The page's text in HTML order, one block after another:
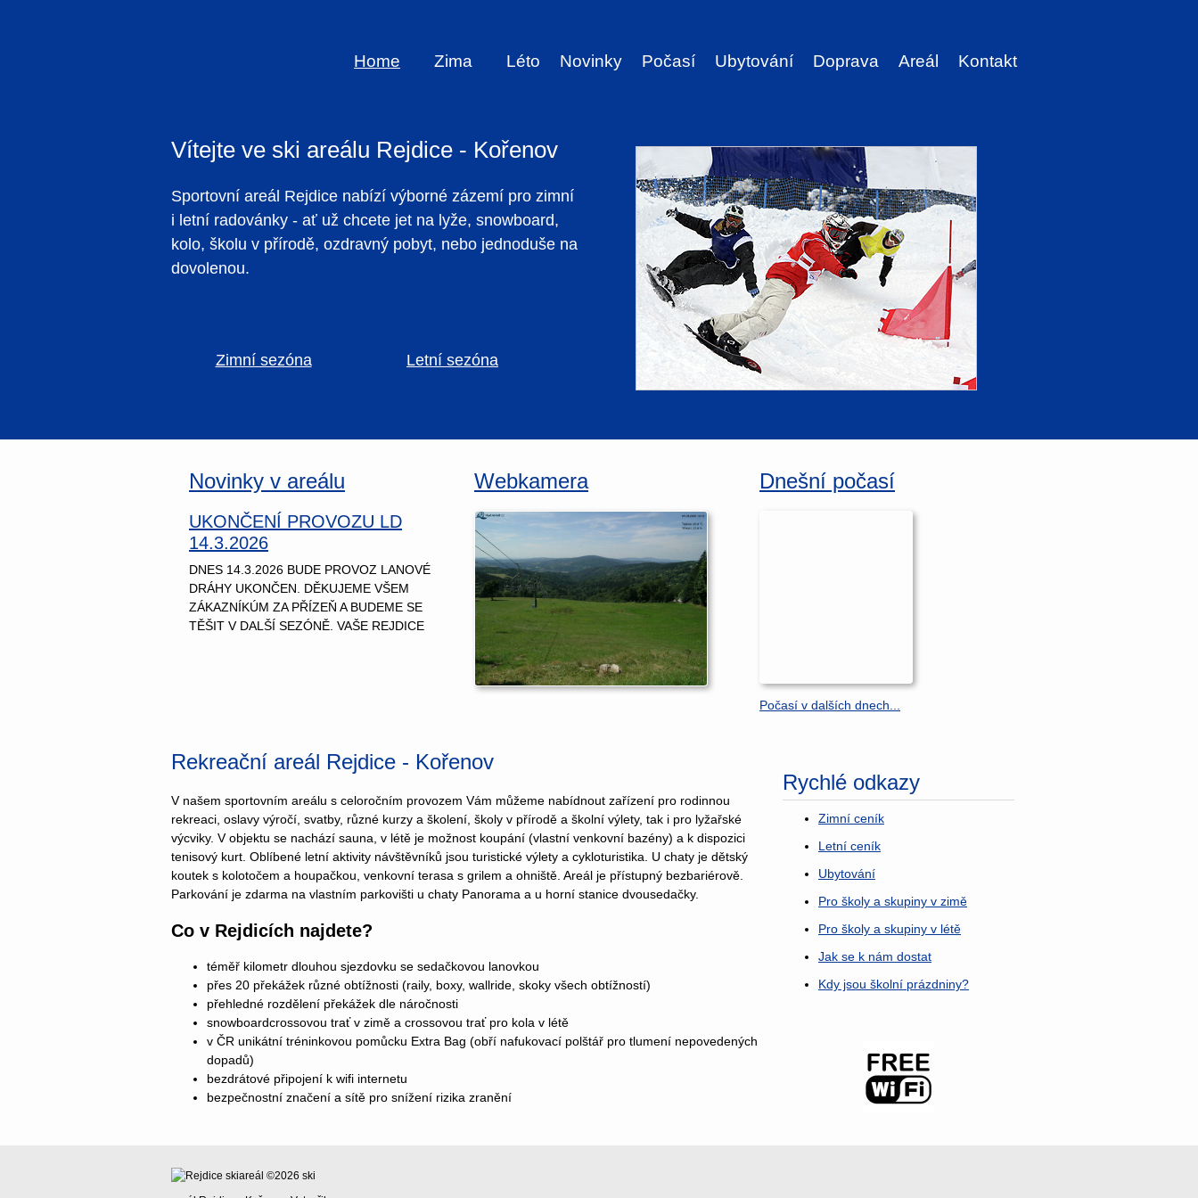
Home Zima Léto Novinky Počasí Ubytování Doprava Areál Kontakt
Zimní sezóna Letní sezóna
Vítejte ve ski areálu Rejdice - Kořenov
Sportovní areál Rejdice nabízí výborné zázemí pro zimní
i letní radovánky - ať už chcete jet na lyže, snowboard,
kolo, školu v přírodě, ozdravný pobyt, nebo jednoduše na
dovolenou.
Novinky v areálu
UKONČENÍ PROVOZU LD
14.3.2026
DNES 14.3.2026 BUDE PROVOZ LANOVÉ
DRÁHY UKONČEN. DĚKUJEME VŠEM
ZÁKAZNÍKÚM ZA PŘÍZEŇ A BUDEME SE
TĚŠIT V DALŠÍ SEZÓNĚ. VAŠE REJDICE
Webkamera Dnešní počasí
Počasí v dalších dnech...
Rekreační areál Rejdice - Kořenov
V našem sportovním areálu s celoročním provozem Vám můžeme nabídnout zařízení pro rodinnou
rekreaci, oslavy výročí, svatby, různé kurzy a školení, školy v přírodě a školní výlety, tak i pro lyžařské
výcviky. V objektu se nachází sauna, v létě je možnost koupání (vlastní venkovní bazény) a k dispozici
tenisový kurt. Oblíbené letní aktivity návštěvníků jsou turistické výlety a cykloturistika. U chaty je dětský
koutek s kolotočem a houpačkou, venkovní terasa s grilem a ohniště. Areál je přístupný bezbariérově.
Parkování je zdarma na vlastním parkovišti u chaty Panorama a u horní stanice dvousedačky.
Co v Rejdicích najdete?
téměř kilometr dlouhou sjezdovku se sedačkovou lanovkou
přes 20 překážek různé obtížnosti (raily, boxy, wallride, skoky všech obtížností)
přehledné rozdělení překážek dle náročnosti
snowboardcrossovou trať v zimě a crossovou trať pro kola v létě
v ČR unikátní tréninkovou pomůcku Extra Bag (obří nafukovací polštář pro tlumení nepovedených
dopadů)
bezdrátové připojení k wifi internetu
bezpečnostní značení a sítě pro snížení rizika zranění
Rychlé odkazy
Zimní ceník
Letní ceník
Ubytování
Pro školy a skupiny v zimě
Pro školy a skupiny v létě
Jak se k nám dostat
Kdy jsou školní prázdniny?
©2026 ski